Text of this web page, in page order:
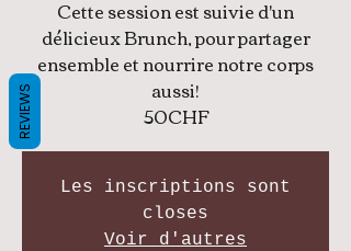
Cette session est suivie d'un
délicieux Brunch, pour partager
ensemble et nourrire notre corps
aussi!
50CHF
Les inscriptions sont
closes
Voir d'autres
REVIEWS